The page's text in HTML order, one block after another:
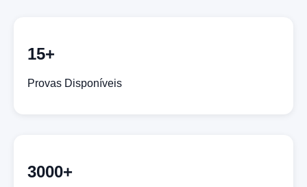
15+
Provas Disponíveis
3000+